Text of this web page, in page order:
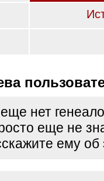
нет
еще не
ему об